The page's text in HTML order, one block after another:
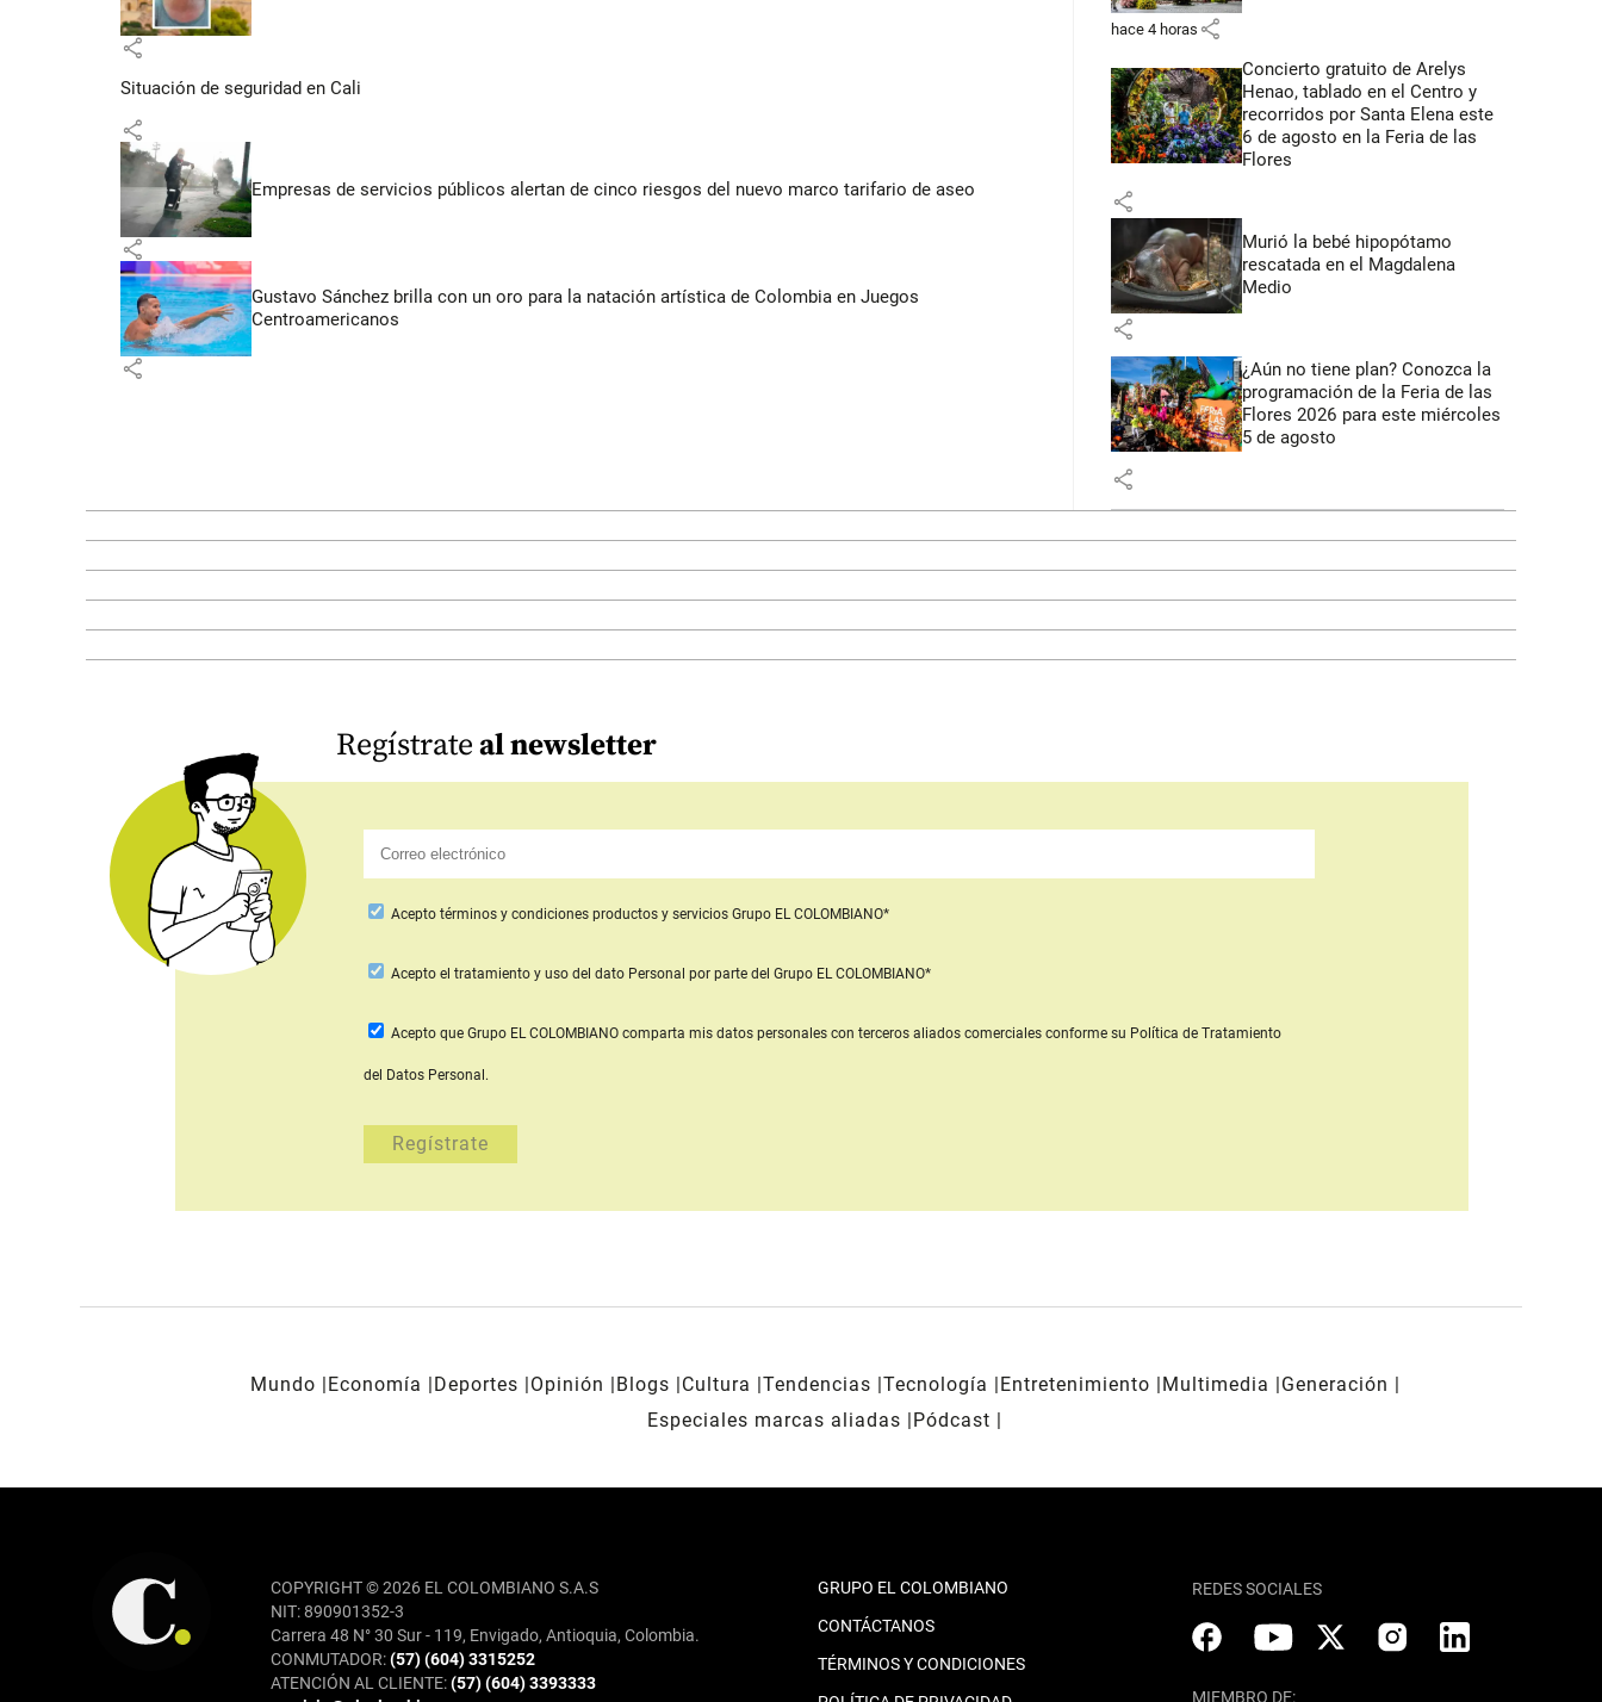
share
Situación de seguridad en Cali
share
Empresas de servicios públicos alertan de cinco riesgos del nuevo marco tarifario de aseo
share
Gustavo Sánchez brilla con un oro para la natación artística de Colombia en Juegos
Centroamericanos
share
hace 4 horas share
Concierto gratuito de Arelys
Henao, tablado en el Centro y
recorridos por Santa Elena este
6 de agosto en la Feria de las
Flores
share
Murió la bebé hipopótamo
rescatada en el Magdalena
Medio
share
¿Aún no tiene plan? Conozca la
programación de la Feria de las
Flores 2026 para este miércoles
5 de agosto
share
Regístrateal newsletter
Acepto términos y condiciones productos y servicios Grupo EL COLOMBIANO*
Aceptoel tratamiento y uso del dato Personal por parte del Grupo EL COLOMBIANO*
Acepto que Grupo EL COLOMBIANO comparta mis datos personales con terceros aliados comercialesconforme su Política de Tratamiento
del Datos Personal.
Mundo Economía Deportes Opinión Blogs Cultura Tendencias Tecnología Entretenimiento Multimedia
Generación
Especiales marcas aliadas
Pódcast
COPYRIGHT © 2026 EL COLOMBIANO S.A.S
NIT: 890901352-3
Carrera 48 N° 30 Sur - 119, Envigado, Antioquia, Colombia.
CONMUTADOR:(57) (604) 3315252
ATENCIÓN AL CLIENTE:(57) (604) 3393333
GRUPO EL COLOMBIANO
CONTÁCTANOS
TÉRMINOS Y CONDICIONES
REDES SOCIALES
MIEMBRO DE: